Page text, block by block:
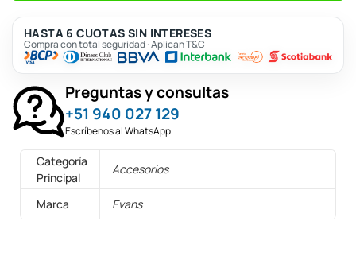
HASTA 6 CUOTAS SIN INTERESES
Compra con total seguridad · Aplican T&C
Preguntas y consultas
+51 940 027 129
Escríbenos al WhatsApp
Categoría
Principal
Accesorios
Marca Evans